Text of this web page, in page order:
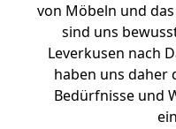
von Möbeln und
sind uns
Leverkusen nach
haben uns daher
Bedürfnisse und